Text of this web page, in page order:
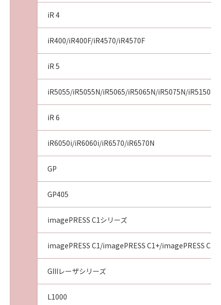
iR 4
iR400/iR400F/iR4570/iR4570F
iR 5
iR5055/iR5055N/iR5065/iR5065N/iR5075N/iR5150i/
iR 6
iR6050i/iR6060i/iR6570/iR6570N
GP
GP405
imagePRESS C1シリーズ
imagePRESS C1/imagePRESS C1+/imagePRESS
GIIIレーザシリーズ
L1000